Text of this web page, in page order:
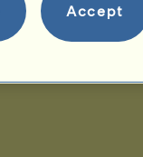
Accept